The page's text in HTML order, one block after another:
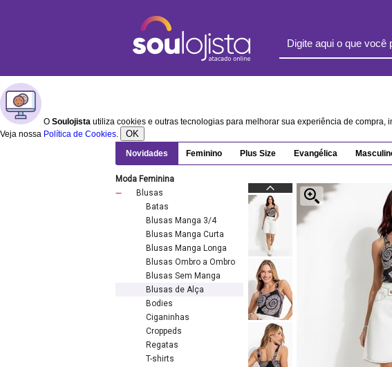
O Soulojista utiliza cookies e outras tecnologias para melhorar sua experiência de
Veja nossa Política de Cookies. OK
Novidades Feminino Plus Size Evangélica
Moda Feminina
Blusas
Batas
Blusas Manga 3/4
Blusas Manga Curta
Blusas Manga Longa
Blusas Ombro a Ombro
Blusas Sem Manga
Blusas de Alça
Bodies
Ciganinhas
Croppeds
Regatas
T-shirts